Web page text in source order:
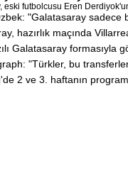
eski futbolcusu Eren
"Galatasaray sadece
hazırlık maçında
Galatasaray formasıyla
"Türkler, bu
2 ve 3. haftanın